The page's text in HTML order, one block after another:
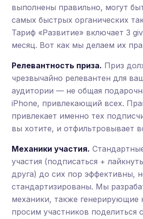
выполнены правильно, могут
самых быстрых органических
Тариф «Развитие» включает 3
месяц. Вот как мы делаем их
Релевантность приза. Приз
чрезвычайно релевантен для
аудитории — не общая
iPhone, привлекающий всех.
привлекает именно тех
вы хотите, и отфильтровывает
Механики участия.
участия (подписаться +
друга) до сих пор эффективны,
стандартизированы. Мы
механики, также генерирующие
просим участников поделиться